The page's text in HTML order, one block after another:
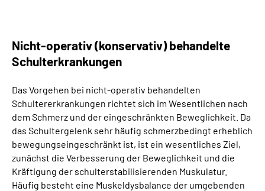
Nicht-operativ (konservativ) behandelte
Schulterkrankungen
Das Vorgehen bei nicht-operativ behandelten
Schultererkrankungen richtet sich im Wesentlichen nach
dem Schmerz und der eingeschränkten Beweglichkeit. Da
das Schultergelenk sehr häufig schmerzbedingt erheblich
bewegungseingeschränkt ist, ist ein wesentliches Ziel,
zunächst die Verbesserung der Beweglichkeit und die
Kräftigung der schulterstabilisierenden Muskulatur.
Häufig besteht eine Muskeldysbalance der umgebenden